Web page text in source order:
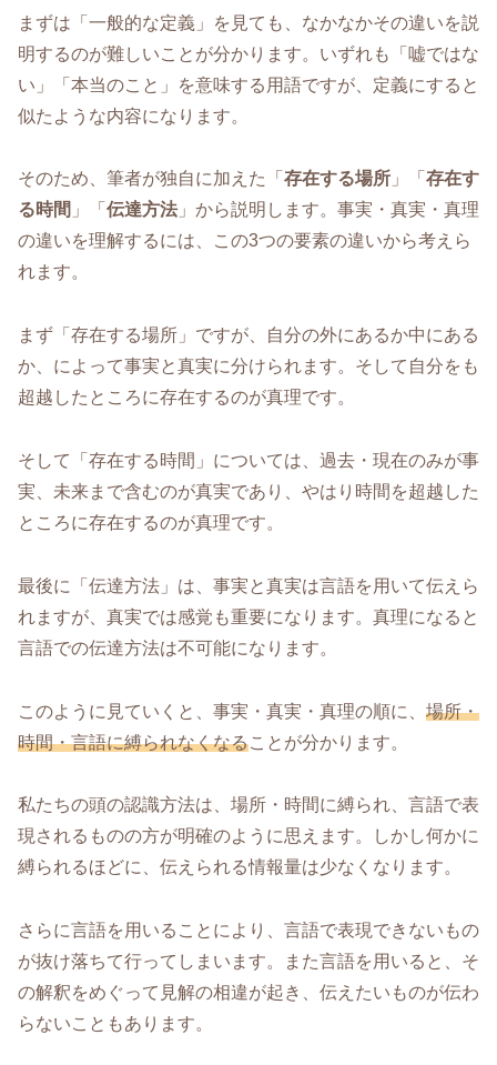
まずは「一般的な定義」を見ても、なかなかその違いを説
明するのが難しいことが分かります。いずれも「嘘ではな
い」「本当のこと」を意味する用語ですが、定義にすると
似たような内容になります。
そのため、筆者が独自に加えた「 存在する場所 」「 存在す
る時間 」「 伝達方法 」から説明します。事実・真実・真理
の違いを理解するには、この3つの要素の違いから考えら
れます。
まず「存在する場所」ですが、自分の外にあるか中にある
か、によって事実と真実に分けられます。そして自分をも
超越したところに存在するのが真理です。
そして「存在する時間」については、過去・現在のみが事
実、未来まで含むのが真実であり、やはり時間を超越した
ところに存在するのが真理です。
最後に「伝達方法」は、事実と真実は言語を用いて伝えら
れますが、真実では感覚も重要になります。真理になると
言語での伝達方法は不可能になります。
このように見ていくと、事実・真実・真理の順に、 場所・
時間・言語に縛られなくなることが分かります。
私たちの頭の認識方法は、場所・時間に縛られ、言語で表
現されるものの方が明確のように思えます。しかし何かに
縛られるほどに、伝えられる情報量は少なくなります。
さらに言語を用いることにより、言語で表現できないもの
が抜け落ちて行ってしまいます。また言語を用いると、そ
の解釈をめぐって見解の相違が起き、伝えたいものが伝わ
らないこともあります。